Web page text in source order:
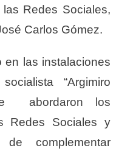
Redes Sociales,
Carlos Gómez.
en las instalaciones
“Argimiro
abordaron los
Redes Sociales y
complementar